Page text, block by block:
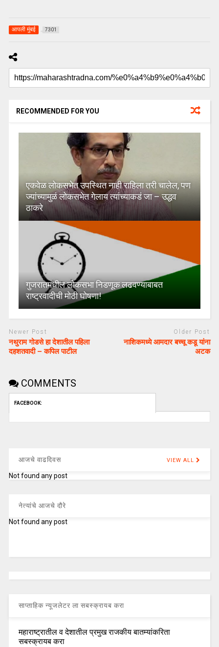
आपली मुंबई 7301
RECOMMENDED FOR YOU
एकवेळ लोकसभेत उपस्थित नाही राहिला तरी चालेल, पण
ज्यांच्यामुळं लोकसभेत गेलाय त्यांच्याकडं जा – उद्धव
ठाकरे
गुजरातमधील लोकसभा निडणूक लढवण्याबाबत
राष्ट्रवादीची मोठी घोषणा!
Newer Post
नथुराम गोडसे हा देशातील पहिला
दहशतवादी – कपिल पाटील
Older Post
नाशिकमध्ये आमदार बच्चू कडू यांना
अटक
COMMENTS
FACEBOOK:
आजचे वाढदिवस VIEW ALL
Not found any post
नेत्यांचे आजचे दौरे
Not found any post
साप्ताहिक न्यूजलेटर ला सबस्क्रायब करा
महाराष्ट्रातील व देशातील प्रमुख राजकीय बातम्यांकरिता
सबस्क्रायब करा